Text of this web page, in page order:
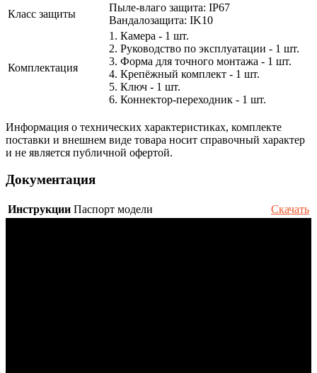
Класс защиты
Пыле-влаго защита: IP67
Вандалозащита: IK10
Комплектация
1. Камера - 1 шт.
2. Руководство по эксплуатации - 1 шт.
3. Форма для точного монтажа - 1 шт.
4. Крепёжный комплект - 1 шт.
5. Ключ - 1 шт.
6. Коннектор-переходник - 1 шт.
Информация о технических характеристиках, комплекте
поставки и внешнем виде товара носит справочный характер
и не является публичной офертой.
Документация
Инструкции Паспорт модели Скачать